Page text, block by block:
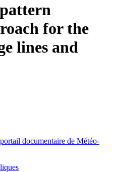
for the
lines and
documentaire de Météo-